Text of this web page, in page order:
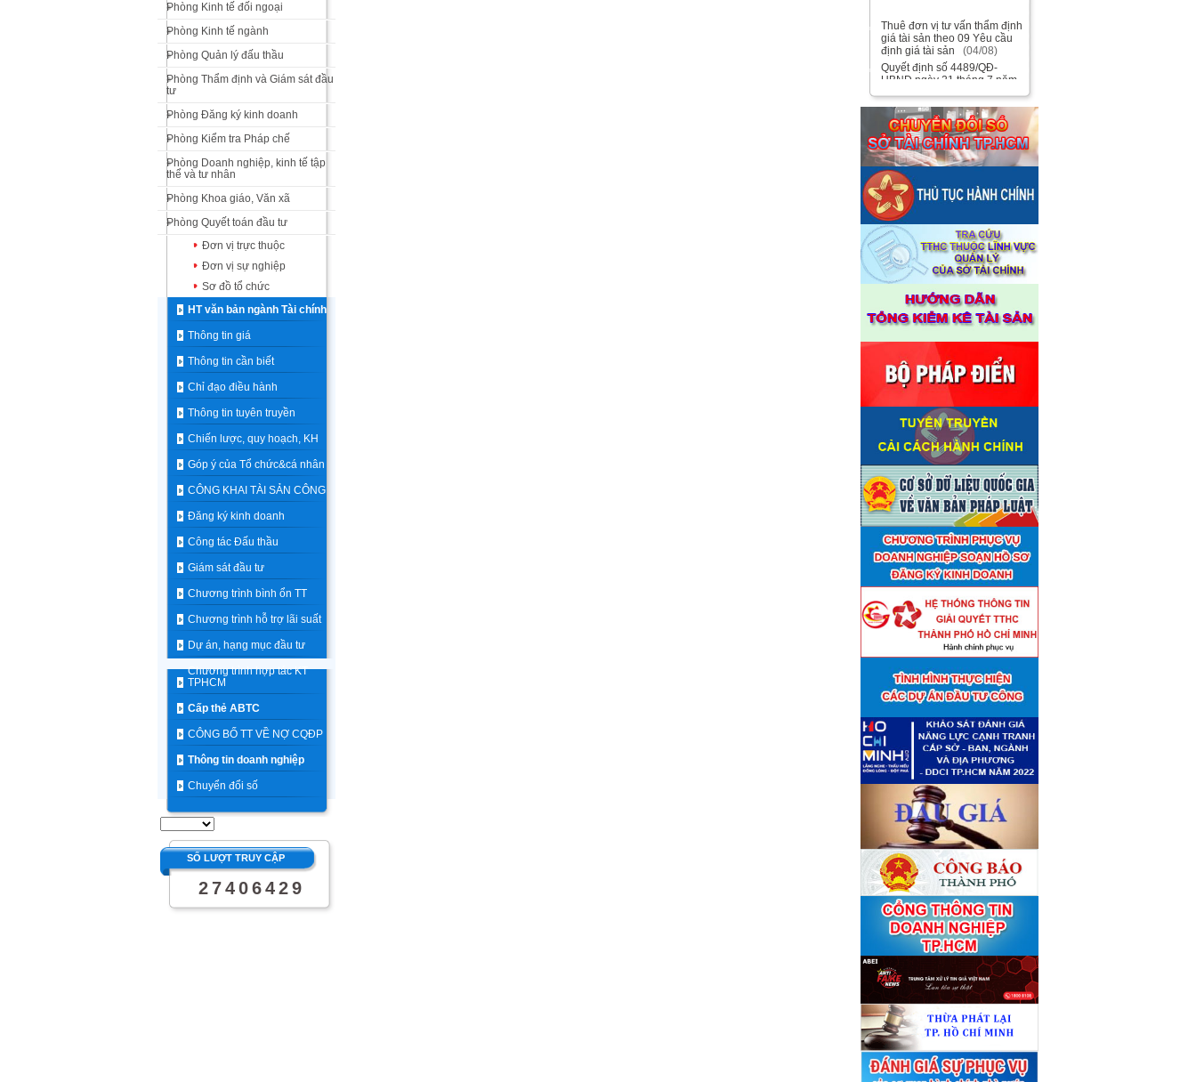
Phòng Kinh tế đối ngoại
Phòng Kinh tế ngành
Phòng Quản lý đấu thầu
Phòng Thẩm định và Giám sát đầu
tư
Phòng Đăng ký kinh doanh
Phòng Kiểm tra Pháp chế
Phòng Doanh nghiệp, kinh tế tập
thể và tư nhân
Phòng Khoa giáo, Văn xã
Phòng Quyết toán đầu tư
Đơn vị trực thuộc
Đơn vị sự nghiệp
Sơ đồ tổ chức
HT văn bản ngành Tài chính
Thông tin giá
Thông tin cần biết
Chỉ đạo điều hành
Thông tin tuyên truyền
Chiến lược, quy hoạch, KH
Góp ý của Tổ chức&cá nhân
CÔNG KHAI TÀI SẢN CÔNG
Đăng ký kinh doanh
Công tác Đấu thầu
Giám sát đầu tư
Chương trình bình ổn TT
Chương trình hỗ trợ lãi suất
Dự án, hạng mục đầu tư
Chương trình hợp tác KT
TPHCM
Cấp thẻ ABTC
CÔNG BỐ TT VỀ NỢ CQĐP
Thông tin doanh nghiệp
Chuyển đổi số
SỐ LƯỢT TRUY CẬP
2 7 4 0 6 4 2 9
Thuê đơn vị tư vấn thẩm định
giá tài sản theo 09 Yêu cầu
định giá tài sản (04/08)
Quyết định số 4489/QĐ-
UBND ngày 21 tháng 7 năm
Thành phố về việc công bố
danh mục thủ tục hành chính
bị bãi bỏ lĩnh vực Công nghệ
thông tin thuộc phạm vi chức
năng quản lý của Sở Tài
chính (27/07)
■
Quyết định số 4477/QĐ-
UBND ngày 20 tháng 7 năm
2026 của Ủy ban nhân dân
Thành phố về việc công bố
danh mục thủ tục hành chính
nội bộ mới ban hành lĩnh vực
Công nghệ thông tin thuộc
phạm vi chức năng quản lý
của Sở Tài chính (27/07)
Thuê đơn vị tư vấn thẩm định
giá số C45701 (lần 2)
(27/07)
giá số 38965